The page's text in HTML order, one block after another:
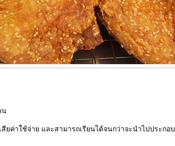
น
ยค่าใช้จ่าย และสามารถเรียนได้จนกว่าจะนำไปประกอบ